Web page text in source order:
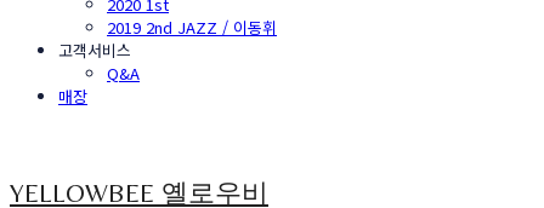
2019 2nd JAZZ / 이동휘
고객서비스
Q&A
매장
YELLOWBEE 옐로우비